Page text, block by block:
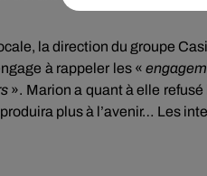
la direction du groupe
à rappeler les «
». Marion a quant à elle
plus à l’avenir… Les